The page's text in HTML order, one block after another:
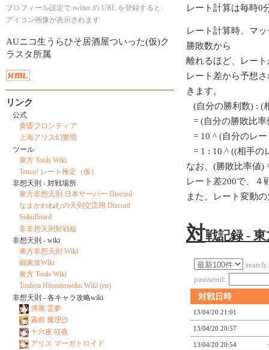
レート計算は毎時0
レート計算時、マ
勝敗数から
離れるほど、レー
レート差から予想
きます。
(自分の勝利数) : (
= (自分の勝敗比率
= 10 ^ (自分のレー
= 1 : 10 ^ ((相手の
なお、(勝敗比率値)
レート差200で、４
また、レート変動
対戦記録 -
search:
password:
対戦日時
13/04/20 21:01
13/04/20 20:57
13/04/20 20:54
プロフィール設定で twitter の URL を登録すると、
アイコン画像が表示されます
AUニコ生うらひそ居酒屋ついった(仮)ク
ラスタ所属
リンク
公式
黄昏フロンティア
上海アリス幻樂団
ツール
東方 Tools Wiki
Tenco! レート推定（仮）
非想天則 - 対戦場所
東方非想天則 日本サーバー Discord
なまかわねむの天則交流用 Discord
SokuBoard
非非想天則対戦板
非想天則 - wiki
東方非想天則 Wiki
細東攻Wiki
東方 Tools Wiki
Touhou Hisoutensoku Wiki (en)
非想天則 - 各キャラ攻略wiki
博麗 霊夢
霧雨 魔理沙
十六夜 咲夜
アリス マーガトロイド